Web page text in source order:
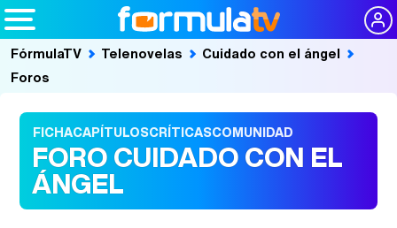
FórmulaTV Telenovelas
Cuidado con el ángel
Foros
FICHACAPÍTULOSCRÍTICASCOMUNIDAD
FORO CUIDADO CON EL
ÁNGEL